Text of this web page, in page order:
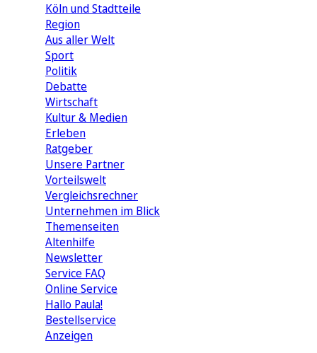
Köln und Stadtteile
Region
Aus aller Welt
Sport
Politik
Debatte
Wirtschaft
Kultur & Medien
Erleben
Ratgeber
Unsere Partner
Vorteilswelt
Vergleichsrechner
Unternehmen im Blick
Themenseiten
Altenhilfe
Newsletter
Service FAQ
Online Service
Hallo Paula!
Bestellservice
Anzeigen